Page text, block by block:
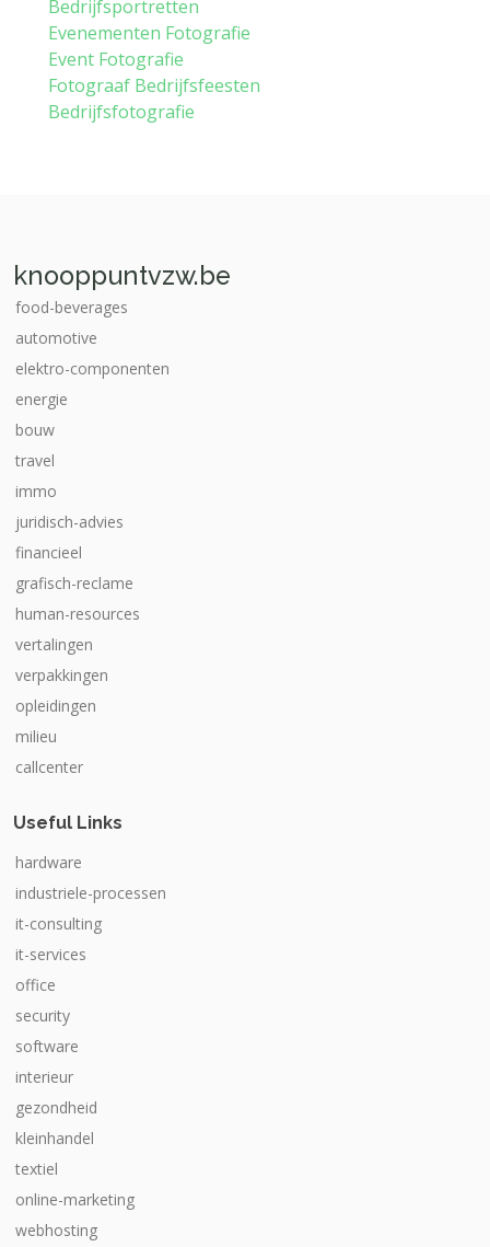
Bedrijfsportretten
Evenementen Fotografie
Event Fotografie
Fotograaf Bedrijfsfeesten
Bedrijfsfotografie
knooppuntvzw.be
food-beverages
automotive
elektro-componenten
energie
bouw
travel
immo
juridisch-advies
financieel
grafisch-reclame
human-resources
vertalingen
verpakkingen
opleidingen
milieu
callcenter
Useful Links
hardware
industriele-processen
it-consulting
it-services
office
security
software
interieur
gezondheid
kleinhandel
textiel
online-marketing
webhosting